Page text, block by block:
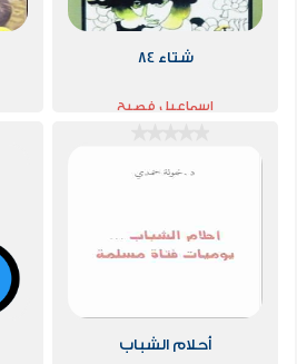
شتاء 84
إسماعيل فصيح
أحلام الشباب